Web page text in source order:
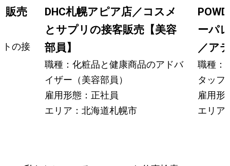
販売
トの接
DHC札幌アピア店／コスメ
とサプリの接客販売【美容
部員】
職種：化粧品と健康商品のアドバ
イザー（美容部員）
雇用形態：正社員
エリア：北海道札幌市
ーパ
／ア
職種：
タッフ
雇用形
エリア